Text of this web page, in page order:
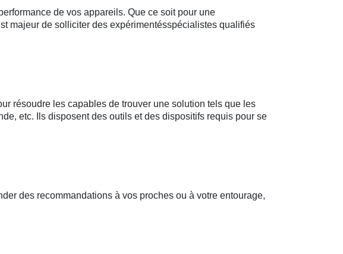
de vos appareils. Que ce soit pour une
majeur de solliciter des expérimentésspécialistes qualifiés
résoudre les capables de trouver une solution tels que les
etc. Ils disposent des outils et des dispositifs requis pour se
des recommandations à vos proches ou à votre entourage,